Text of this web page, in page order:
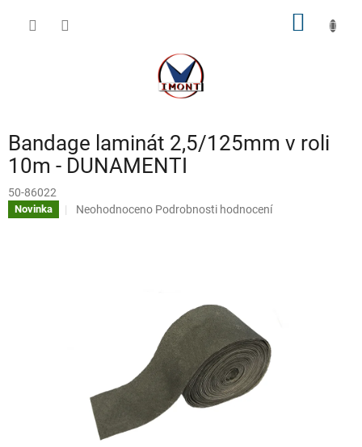
Bandage laminát 2,5/125mm v roli
10m - DUNAMENTI
50-86022
Novinka
Průměrné
Neohodnoceno Podrobnosti hodnocení